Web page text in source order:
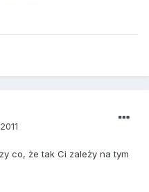
co, że tak Ci zależy na tym